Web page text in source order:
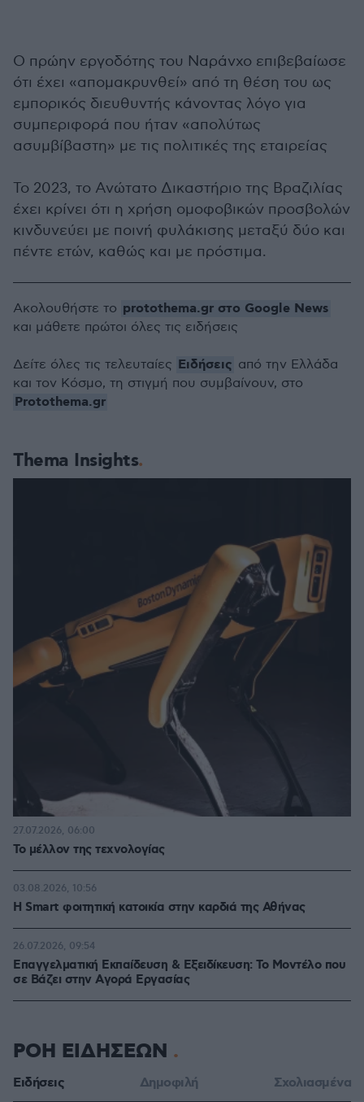
Ο πρώην εργοδότης του Ναράνχο επιβεβαίωσε
ότι έχει «απομακρυνθεί» από τη θέση του ως
εμπορικός διευθυντής κάνοντας λόγο για
συμπεριφορά που ήταν «απολύτως
ασυμβίβαστη» με τις πολιτικές της εταιρείας
Το 2023, το Ανώτατο Δικαστήριο της Βραζιλίας
έχει κρίνει ότι η χρήση ομοφοβικών προσβολών
κινδυνεύει με ποινή φυλάκισης μεταξύ δύο και
πέντε ετών, καθώς και με πρόστιμα.
Thema Insights
Το μέλλον της τεχνολογίας
27.07.2026, 06:00
Η Smart φοιτητική κατοικία στην καρδιά της Αθήνας
03.08.2026, 10:56
Επαγγελματική Εκπαίδευση & Εξειδίκευση: Το Mοντέλο που
σε Bάζει στην Aγορά Eργασίας
26.07.2026, 09:54
Ακολουθήστε το protothema.gr στο Google News
και μάθετε πρώτοι όλες τις ειδήσεις
Δείτε όλες τις τελευταίες Ειδήσεις από την Ελλάδα
και τον Κόσμο, τη στιγμή που συμβαίνουν, στο
Protothema.gr
ΡΟΗ ΕΙΔΗΣΕΩΝ
Ειδήσεις Δημοφιλή Σχολιασμένα